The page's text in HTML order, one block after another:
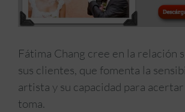
Fátima Chang cree en la relación
sus clientes, que fomenta la
artista y su capacidad para acertar
toma.